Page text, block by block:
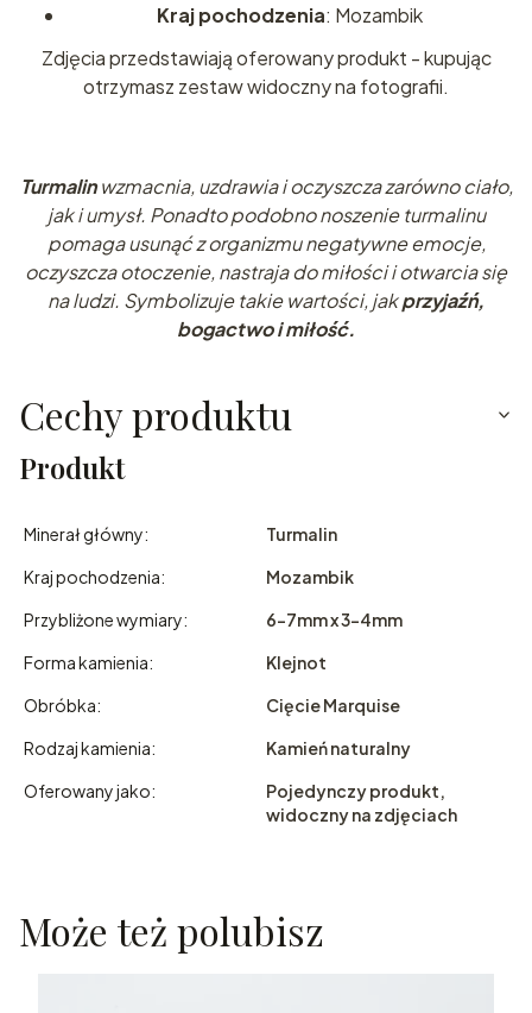
Kraj pochodzenia: Mozambik
Zdjęcia przedstawiają oferowany produkt - kupując
otrzymasz zestaw widoczny na fotografii.
Turmalinwzmacnia, uzdrawia i oczyszcza zarówno ciało,
jak i umysł. Ponadto podobno noszenie turmalinu
pomaga usunąć z organizmu negatywne emocje,
oczyszcza otoczenie, nastraja do miłości i otwarcia się
na ludzi. Symbolizuje takie wartości, jakprzyjaźń,
bogactwo i miłość.
Cechy produktu
Produkt
Minerał główny:
Turmalin
Kraj pochodzenia:
Mozambik
Przybliżone wymiary:
6-7mm x 3-4mm
Forma kamienia:
Klejnot
Obróbka:
Cięcie Marquise
Rodzaj kamienia:
Kamień naturalny
Oferowany jako:
Pojedynczy produkt,
widoczny na zdjęciach
Może też polubisz